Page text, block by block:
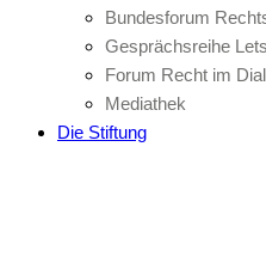
Bundesforum
Gesprächsreihe
Forum Recht im
Mediathek
Die Stiftung